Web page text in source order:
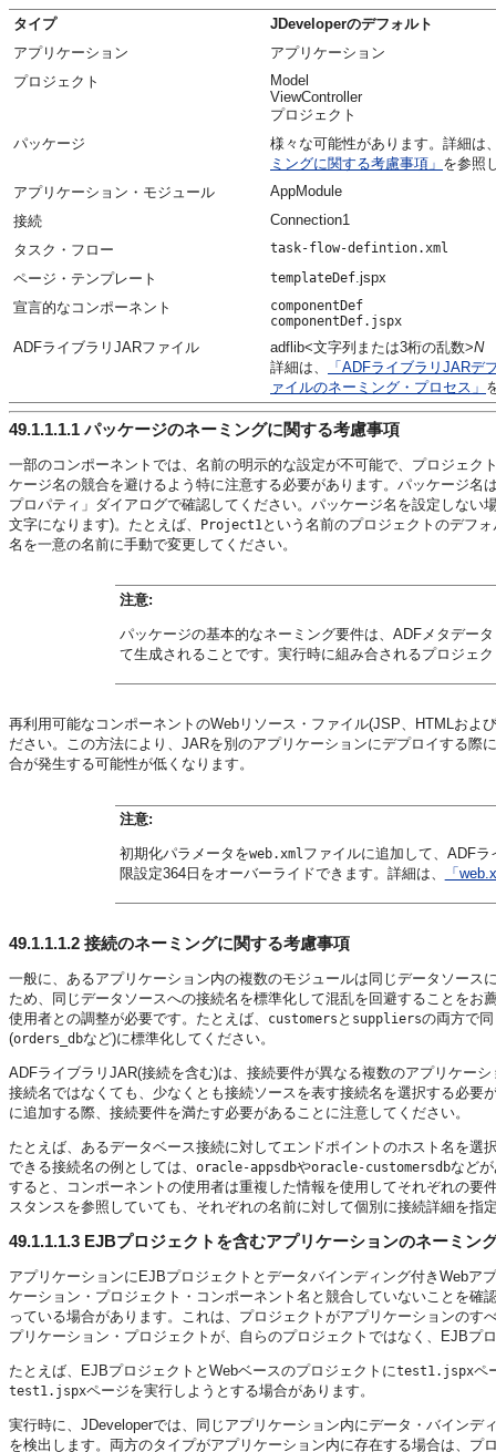
タイプ
JDeveloperのデフォルト
アプリケーション
アプリケーション
プロジェクト
Model
ViewController
プロジェクト
パッケージ
様々な可能性があります。詳細は
ミングに関する考慮事項」 を参照
アプリケーション・モジュール
AppModule
接続
Connection1
タスク・フロー
task-flow-defintion.xml
ページ・テンプレート templateDef.jspx
宣言的なコンポーネント
componentDef
componentDef.jspx
ADFライブラリJARファイル adflib<文字列または3桁の乱数>N
詳細は、
「ADFライブラリJARデ
ァイルのネーミング・プロセス」
49.1.1.1.1 パッケージのネーミングに関する考慮事項
一部のコンポーネントでは、名前の明示的な設定が不可能で、プロジェ
ケージ名の競合を避けるよう特に注意する必要があります。パッケージ
プロパティ」ダイアログで確認してください。パッケージ名を設定しな
文字になります)。たとえば、
Project1という名前のプロジェクトのデフ
名を一意の名前に手動で変更してください。
注意:
パッケージの基本的なネーミング要件は、ADFメタデー
て生成されることです。実行時に組み合されるプロジェ
再利用可能なコンポーネントのWebリソース・ファイル(JSP、HTMLお
ださい。この方法により、JARを別のアプリケーションにデプロイする
合が発生する可能性が低くなります。
注意:
初期化パラメータをweb.xmlファイルに追加して、ADF
限設定364日をオーバーライドできます。詳細は、
「
49.1.1.1.2 接続のネーミングに関する考慮事項
一般に、あるアプリケーション内の複数のモジュールは同じデータソー
ため、同じデータソースへの接続名を標準化して混乱を回避することを
使用者との調整が必要です。たとえば、
customers と suppliersの両方で
(orders_dbなど)に標準化してください。
ADFライブラリJAR(接続を含む)は、接続要件が異なる複数のアプリケー
接続名ではなくても、少なくとも接続ソースを表す接続名を選択する必
に追加する際、接続要件を満たす必要があることに注意してください。
たとえば、あるデータベース接続に対してエンドポイントのホスト名を
できる接続名の例としては、 oracle-appsdbやoracle-customersdbなど
すると、コンポーネントの使用者は重複した情報を使用してそれぞれの
スタンスを参照していても、それぞれの名前に対して個別に接続詳細を指
49.1.1.1.3 EJBプロジェクトを含むアプリケーションのネーミン
アプリケーションにEJBプロジェクトとデータバインディング付きWeb
ケーション・プロジェクト・コンポーネント名と競合していないことを
っている場合があります。これは、プロジェクトがアプリケーションの
プリケーション・プロジェクトが、自らのプロジェクトではなく、EJB
たとえば、EJBプロジェクトとWebベースのプロジェクトにtest1.jspxペ
test1.jspxページを実行しようとする場合があります。
実行時に、JDeveloperでは、同じアプリケーション内にデータ・バイン
を検出します。両方のタイプがアプリケーション内に存在する場合は、